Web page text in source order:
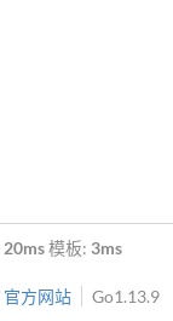
20ms模板: 3ms
官方网站 Go1.13.9